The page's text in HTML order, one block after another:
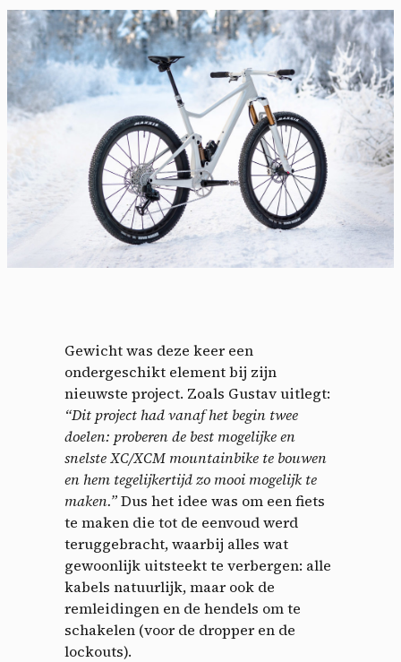
Gewicht was deze keer een
ondergeschikt element bij zijn
nieuwste project. Zoals Gustav uitlegt:
“Dit project had vanaf het begin twee
doelen: proberen de best mogelijke en
snelste XC/XCM mountainbike te bouwen
en hem tegelijkertijd zo mooi mogelijk te
maken.”Dus het idee was om een fiets
te maken die tot de eenvoud werd
teruggebracht, waarbij alles wat
gewoonlijk uitsteekt te verbergen: alle
kabels natuurlijk, maar ook de
remleidingen en de hendels om te
schakelen (voor de dropper en de
lockouts).